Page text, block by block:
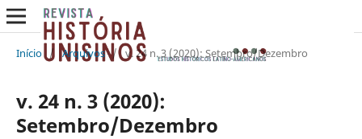
Início / Arquivos / v. 24 n. 3 (2020): Setembro/Dezembro
v. 24 n. 3 (2020):
Setembro/Dezembro